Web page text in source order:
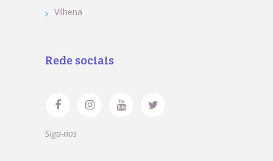
Vilhena
Rede sociais
Siga-nos